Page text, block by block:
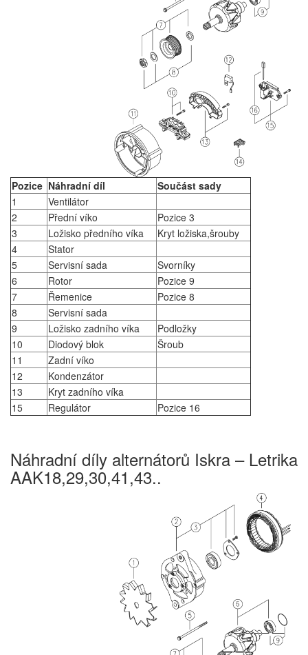
Pozice Náhradní díl
Součást sady
1
Ventilátor
2
Přední víko
Pozice 3
3
Ložisko předního víka
Kryt ložiska,šrouby
4
Stator
5
Servisní sada
Svorníky
6
Rotor
Pozice 9
7
Řemenice
Pozice 8
8
Servisní sada
9
Ložisko zadního víka
Podložky
10
Diodový blok
Šroub
11
Zadní víko
12
Kondenzátor
13
Kryt zadního víka
15
Regulátor Pozice 16
Náhradní díly alternátorů Iskra – Letrika
AAK18,29,30,41,43..